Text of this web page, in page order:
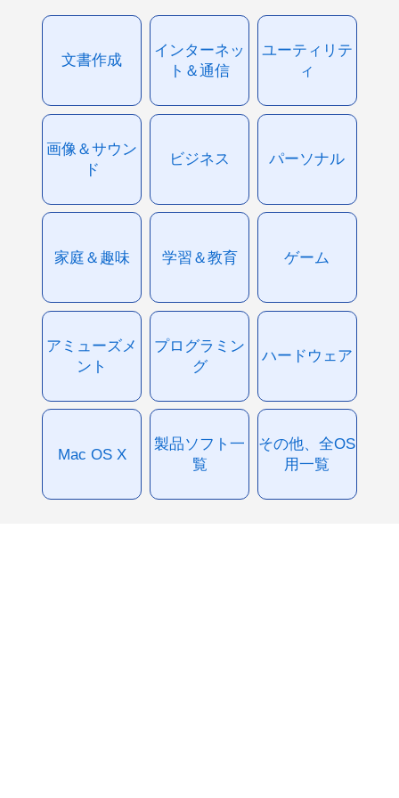
文書作成
インターネッ
ト＆通信
ユーティリテ
ィ
画像＆サウン
ド
ビジネス パーソナル
家庭＆趣味 学習＆教育 ゲーム
アミューズメ
ント
プログラミン
グ
ハードウェア
Mac OS X
製品ソフト一
覧
その他、全OS
用一覧